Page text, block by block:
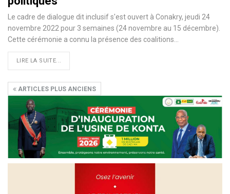
Le cadre de dialogue dit inclusif s'est ouvert à Conakry, jeudi 24
novembre 2022 pour 3 semaines (24 novembre au 15 décembre).
Cette cérémonie a connu la présence des coalitions…
LIRE LA SUITE...
ARTICLES PLUS ANCIENS